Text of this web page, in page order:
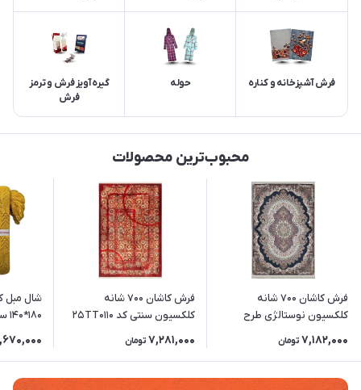
فرش آشپزخانه و کناره حوله
گیره آویز فرش و ترمز
فرش
محبوب‌ترین محصولات
فرش کاشان 700 شانه
کلکسیون نوستالژی طرح
ارکیده (رنگبندی متنوع)
7,182,000 تومان
فرش کاشان 700 شانه
کلکسیون سنتی کد 25TT0110
زمینه قرمز
7,281,000 تومان
شال مبل
180*140 سانتی متر رنگ خردلی